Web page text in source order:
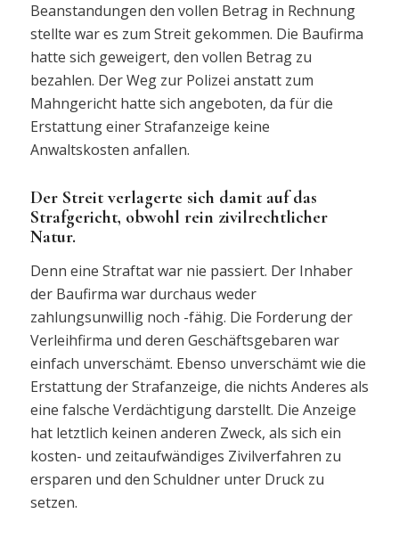
Beanstandungen den vollen Betrag in Rechnung
stellte war es zum Streit gekommen. Die Baufirma
hatte sich geweigert, den vollen Betrag zu
bezahlen. Der Weg zur Polizei anstatt zum
Mahngericht hatte sich angeboten, da für die
Erstattung einer Strafanzeige keine
Anwaltskosten anfallen.
Der Streit verlagerte sich damit auf das
Strafgericht, obwohl rein zivilrechtlicher
Natur.
Denn eine Straftat war nie passiert. Der Inhaber
der Baufirma war durchaus weder
zahlungsunwillig noch -fähig. Die Forderung der
Verleihfirma und deren Geschäftsgebaren war
einfach unverschämt. Ebenso unverschämt wie die
Erstattung der Strafanzeige, die nichts Anderes als
eine falsche Verdächtigung darstellt. Die Anzeige
hat letztlich keinen anderen Zweck, als sich ein
kosten- und zeitaufwändiges Zivilverfahren zu
ersparen und den Schuldner unter Druck zu
setzen.